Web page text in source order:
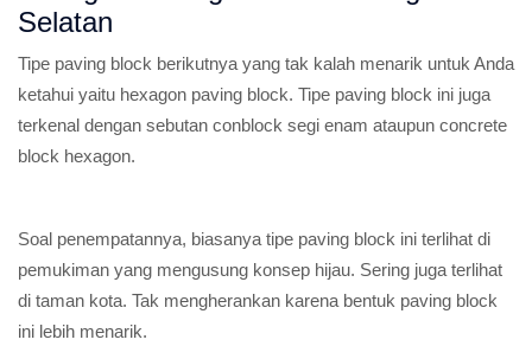
Selatan
Tipe paving block berikutnya yang tak kalah menarik untuk Anda
ketahui yaitu hexagon paving block. Tipe paving block ini juga
terkenal dengan sebutan conblock segi enam ataupun concrete
block hexagon.
Soal penempatannya, biasanya tipe paving block ini terlihat di
pemukiman yang mengusung konsep hijau. Sering juga terlihat
di taman kota. Tak mengherankan karena bentuk paving block
ini lebih menarik.